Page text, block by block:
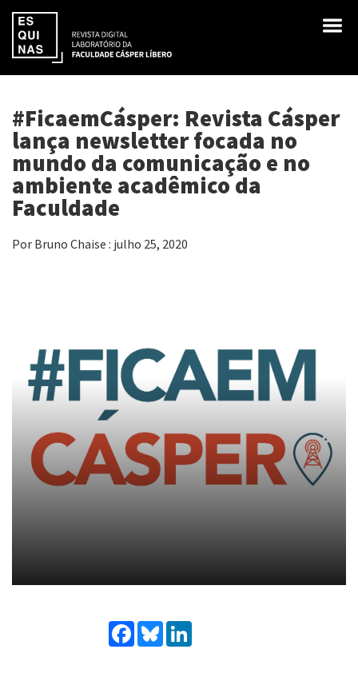
#FicaemCásper: Revista Cásper
lança newsletter focada no
mundo da comunicação e no
ambiente acadêmico da
Faculdade
Por Bruno Chaise : julho 25, 2020
Facebook
Bluesky